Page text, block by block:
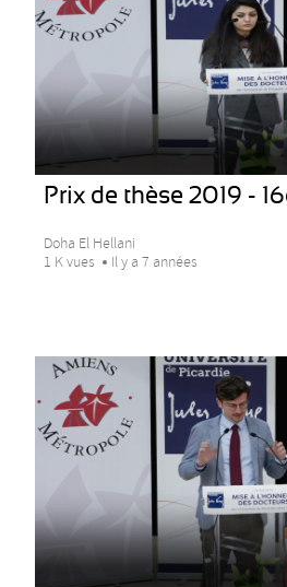
Prix de thèse 2019 -
Doha El Hellani
1 K vues
Il y a 7 années